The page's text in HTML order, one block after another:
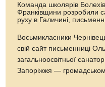
Команда школярів
Франківщини розробили
руху в Галичині,
Восьмикласники
свій сайт письменниці
загальноосвітньої
Запоріжжя —